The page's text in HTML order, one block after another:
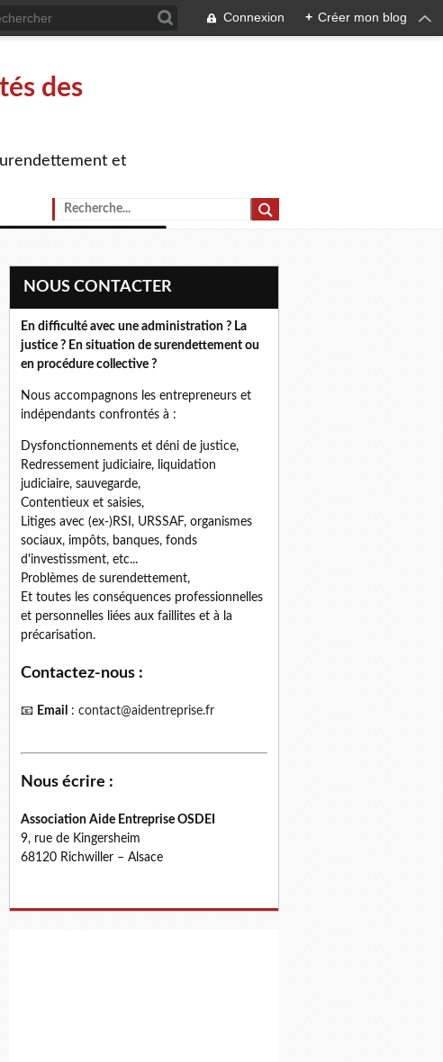
Connexion + Créer mon blog
des
et
NOUS CONTACTER
En difficulté avec une administration ? La
justice ? En situation de surendettement ou
en procédure collective ?
Nous accompagnons les entrepreneurs et
indépendants confrontés à :
Dysfonctionnements et déni de justice,
Redressement judiciaire, liquidation
judiciaire, sauvegarde,
Contentieux et saisies,
Litiges avec (ex-)RSI, URSSAF, organismes
sociaux, impôts, banques, fonds
d'investissment, etc...
Problèmes de surendettement,
Et toutes les conséquences professionnelles
et personnelles liées aux faillites et à la
précarisation.
Contactez-nous :
📧 Email : contact@aidentreprise.fr
Nous écrire :
Association Aide Entreprise OSDEI
9, rue de Kingersheim
68120 Richwiller – Alsace